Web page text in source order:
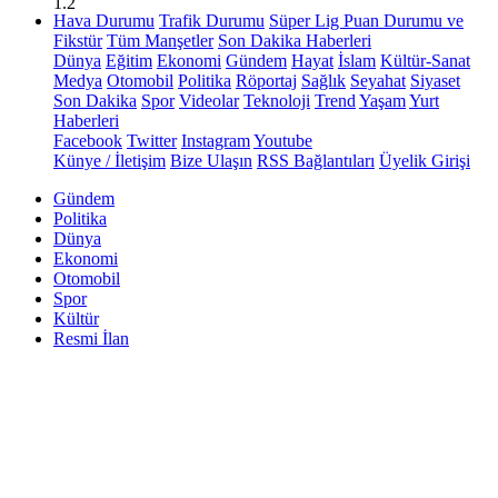
Hava Durumu Trafik Durumu Süper Lig Puan Durumu ve
Fikstür Tüm Manşetler Son Dakika Haberleri
Dünya Eğitim Ekonomi Gündem Hayat İslam Kültür-Sanat
Medya Otomobil Politika Röportaj Sağlık Seyahat Siyaset
Son Dakika Spor Videolar Teknoloji Trend YaşamYurt
Haberleri
Facebook Twitter InstagramYoutube
Künye / İletişim Bize Ulaşın RSS Bağlantıları Üyelik Girişi
Gündem
Politika
Dünya
Ekonomi
Otomobil
Spor
Kültür
Resmi İlan